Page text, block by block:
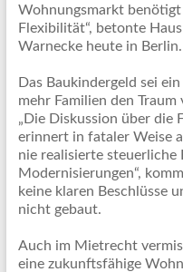
Wohnungsmarkt
Flexibilität“, betonte
Warnecke heute in Berlin.
Das Baukindergeld sei
mehr Familien den
„Die Diskussion über die
erinnert in fataler Weise
nie realisierte steuerliche
Modernisierungen“,
keine klaren Beschlüsse
nicht gebaut.
Auch im Mietrecht
eine zukunftsfähige